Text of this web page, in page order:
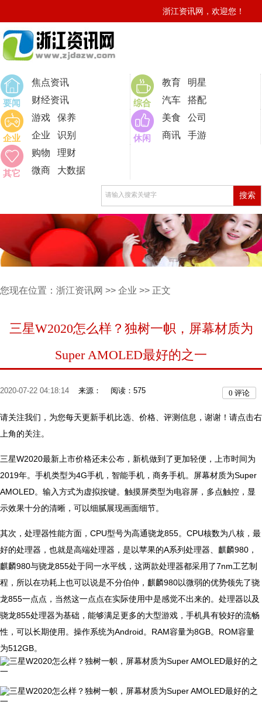
浙江资讯网，欢迎您！
要闻
焦点资讯
财经资讯
综合
教育
明星
汽车
搭配
企业
游戏
保养
企业
识别 休闲
美食
公司
商讯
手游
其它
购物
理财
微商
大数据
您现在位置： 浙江资讯网 >> 企业 >> 正文
三星W2020怎么样？独树一帜，屏幕材质为
Super AMOLED最好的之一
2020-07-22 04:18:14 来源： 阅读：575 0 评论
请关注我们，为您每天更新手机比选、价格、评测信息，谢谢！请点击右
上角的关注。
三星W2020最新上市价格还未公布，新机做到了更加轻便，上市时间为
2019年。手机类型为4G手机，智能手机，商务手机。屏幕材质为Super
AMOLED。输入方式为虚拟按键。触摸屏类型为电容屏，多点触控，显
示效果十分的清晰，可以细腻展现画面细节。
其次，处理器性能方面，CPU型号为高通骁龙855。CPU核数为八核，最
好的处理器，也就是高端处理器，是以苹果的A系列处理器、麒麟980，
麒麟980与骁龙855处于同一水平线，这两款处理器都采用了7nm工艺制
程，所以在功耗上也可以说是不分伯仲，麒麟980以微弱的优势领先了骁
龙855一点点，当然这一点点在实际使用中是感觉不出来的。处理器以及
骁龙855处理器为基础，能够满足更多的大型游戏，手机具有较好的流畅
性，可以长期使用。操作系统为Android。RAM容量为8GB。ROM容量
为512GB。